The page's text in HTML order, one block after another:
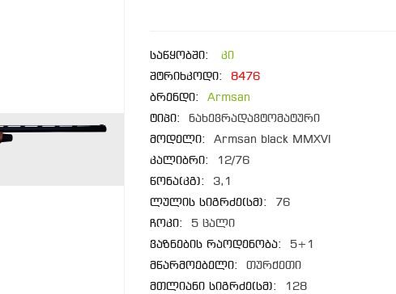
საწყობში:
კი
შტრიხკოდი:
8476
ბრენდი:
Armsan
ტიპი:
ნახევრადავტომატური
მოდელი:
Armsan black MMXVI
კალიბრი:
12/76
წონა(კგ):
3,1
ლულის სიგრძე(სმ):
76
ჩოკი:
5 ცალი
ვაზნების რაოდენობა:
5+1
მწარმოებელი:
თურქეთი
მთლიანი სიგრძე(სმ):
128